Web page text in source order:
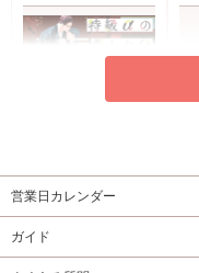
コミコミ特典4Pリー
フレット
神波アユミ
【
と
ー
営業日カレンダー
ガイド